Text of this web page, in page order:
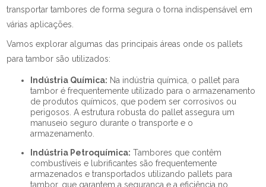
transportar tambores de forma segura o torna indispensável em
várias aplicações.
Vamos explorar algumas das principais áreas onde os pallets
para tambor são utilizados:
Indústria Química: Na indústria química, o pallet para
tambor é frequentemente utilizado para o armazenamento
de produtos químicos, que podem ser corrosivos ou
perigosos. A estrutura robusta do pallet assegura um
manuseio seguro durante o transporte e o
armazenamento.
Indústria Petroquímica: Tambores que contêm
combustíveis e lubrificantes são frequentemente
armazenados e transportados utilizando pallets para
tambor, que garantem a segurança e a eficiência no